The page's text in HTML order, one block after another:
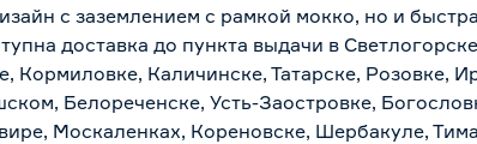
с заземлением с рамкой мокко, но и
доставка до пункта выдачи в
Кормиловке, Каличинске, Татарске,
Белореченске, Усть-Заостровке,
Москаленках, Кореновске, Шербакуле,